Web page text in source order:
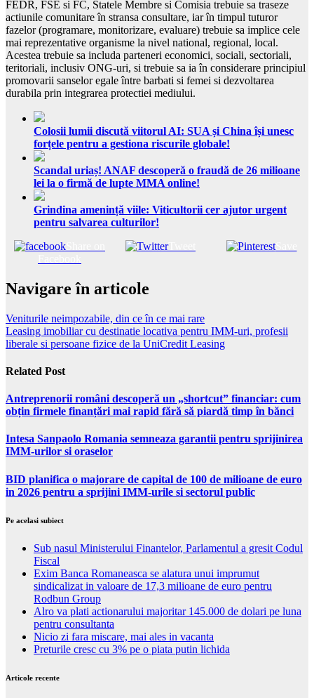
FEDR, FSE si FC, Statele Membre si Comisia trebuie sa traseze
actiunile comunitare în stransa consultare, iar în timpul tuturor
fazelor (programare, monitorizare, evaluare) trebuie sa implice cele
mai reprezentative organisme la nivel national, regional, local.
Acestea trebuie sa includa parteneri economici, sociali, sectoriali,
teritoriali, inclusiv ONG-uri, si trebuie sa ia în considerare principiul
promovarii sanselor egale între barbati si femei si dezvoltarea
durabila prin integrarea protectiei mediului.
Colosii lumii discută viitorul AI: SUA și China își unesc
forțele pentru a gestiona riscurile globale!
Scandal uriaș! ANAF descoperă o fraudă de 26 milioane
lei la o firmă de lupte MMA online!
Grindina amenință viile: Viticultorii cer ajutor urgent
pentru salvarea culturilor!
Tweet Save
Navigare în articole
Veniturile neimpozabile, din ce în ce mai rare
Leasing imobiliar cu destinatie locativa pentru IMM-uri, profesii
liberale si persoane fizice de la UniCredit Leasing
Related Post
Antreprenorii români descoperă un „shortcut” financiar: cum
obțin firmele finanțări mai rapid fără să piardă timp în bănci
Intesa Sanpaolo Romania semneaza garantii pentru sprijinirea
IMM-urilor si oraselor
BID planifica o majorare de capital de 100 de milioane de euro
in 2026 pentru a sprijini IMM-urile si sectorul public
Pe acelasi subiect
Sub nasul Ministerului Finantelor, Parlamentul a gresit Codul
Fiscal
Exim Banca Romaneasca se alatura unui imprumut
sindicalizat in valoare de 17,3 milioane de euro pentru
Rodbun Group
Alro va plati actionarului majoritar 145.000 de dolari pe luna
pentru consultanta
Nicio zi fara miscare, mai ales in vacanta
Preturile cresc cu 3% pe o piata putin lichida
Articole recente